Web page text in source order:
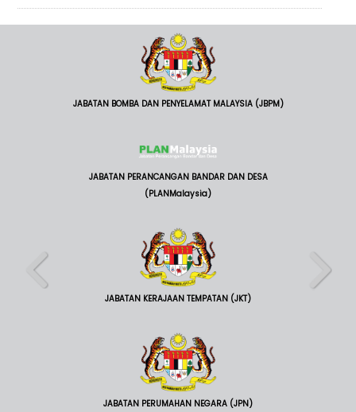
JABATAN BOMBA DAN PENYELAMAT MALAYSIA (JBPM)
JABATAN PERANCANGAN BANDAR DAN DESA
(PLANMalaysia)
JABATAN KERAJAAN TEMPATAN (JKT)
JABATAN PERUMAHAN NEGARA (JPN)